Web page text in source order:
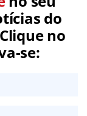
do
no
se: